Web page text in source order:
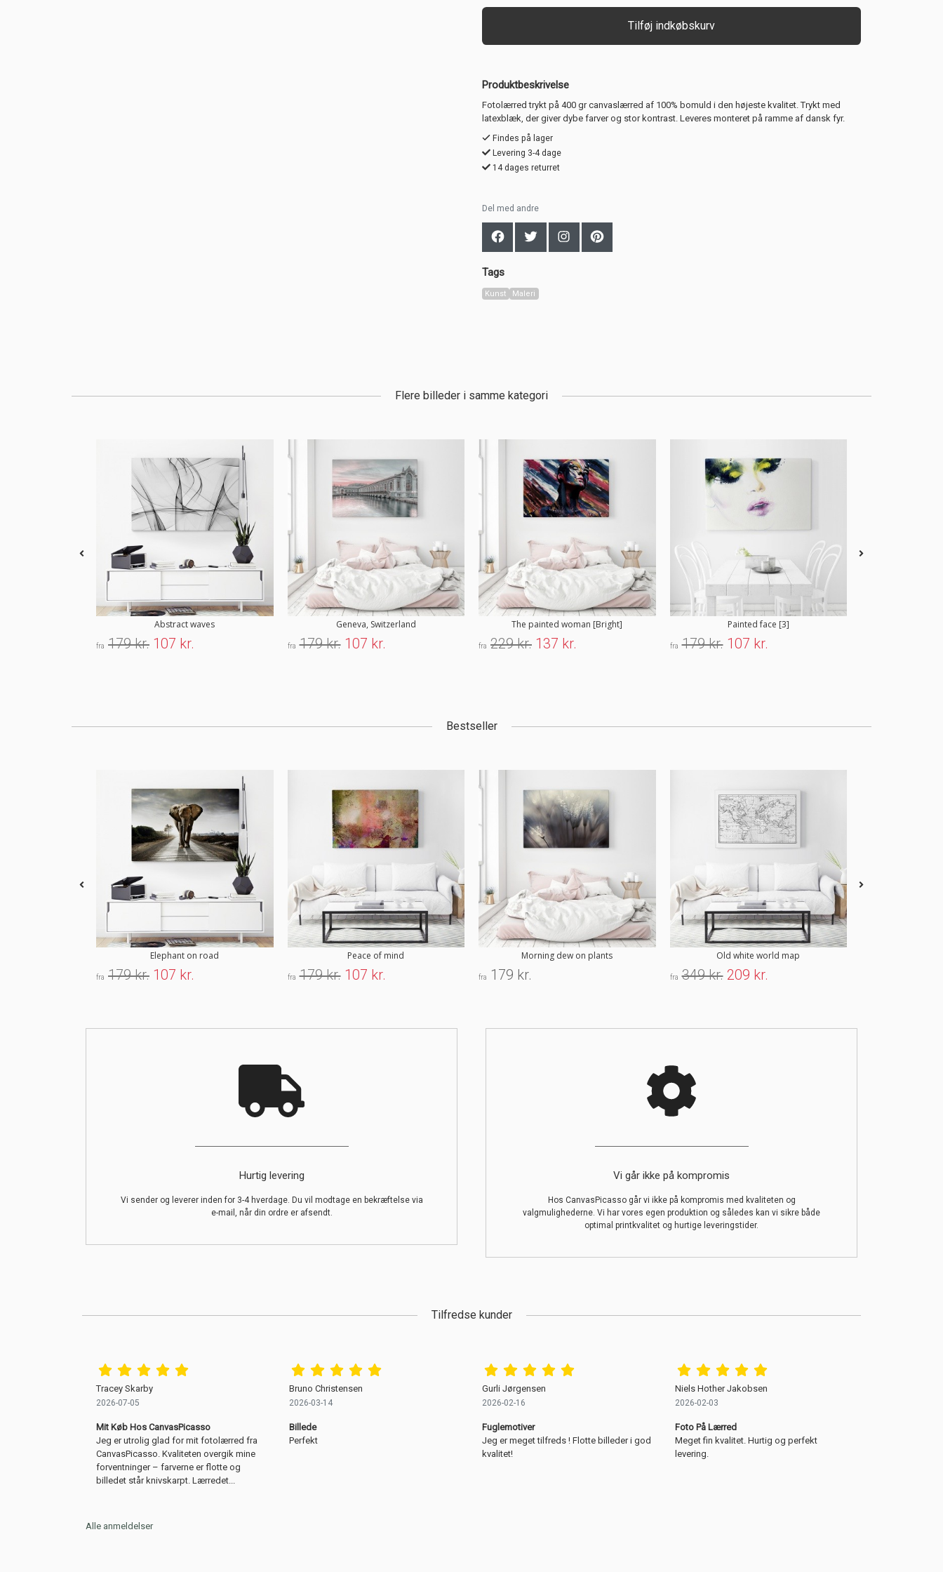
Tilføj indkøbskurv
Produktbeskrivelse
Fotolærred trykt på 400 gr canvaslærred af 100% bomuld i den højeste kvalitet. Trykt med
latexblæk, der giver dybe farver og stor kontrast. Leveres monteret på ramme af dansk fyr.
Findes på lager
Levering 3-4 dage
14 dages returret
Del med andre
Tags
Kunst Maleri
Flere billeder i samme kategori
Abstract waves
fra 179 kr. 107 kr.
Geneva, Switzerland
fra 179 kr. 107 kr.
The painted woman [Bright]
fra 229 kr. 137 kr.
Painted face [3]
fra 179 kr. 107 kr.
Bestseller
Elephant on road
fra 179 kr. 107 kr.
Peace of mind
fra 179 kr. 107 kr.
Morning dew on plants
fra 179 kr.
Old white world map
fra 349 kr. 209 kr.
Hurtig levering
Vi sender og leverer inden for 3-4 hverdage. Du vil modtage en bekræftelse via
e-mail, når din ordre er afsendt.
Vi går ikke på kompromis
Hos CanvasPicasso går vi ikke på kompromis med kvaliteten og
valgmulighederne. Vi har vores egen produktion og således kan vi sikre både
optimal printkvalitet og hurtige leveringstider.
Tilfredse kunder
Tracey Skarby
2026-07-05
Mit Køb Hos CanvasPicasso
Jeg er utrolig glad for mit fotolærred fra
CanvasPicasso. Kvaliteten overgik mine
forventninger – farverne er flotte og
billedet står knivskarpt. Lærredet...
Bruno Christensen
2026-03-14
Billede
Perfekt
Gurli Jørgensen
2026-02-16
Fuglemotiver
Jeg er meget tilfreds ! Flotte billeder i god
kvalitet!
Niels Hother Jakobsen
2026-02-03
Foto På Lærred
Meget fin kvalitet. Hurtig og perfekt
levering.
Alle anmeldelser